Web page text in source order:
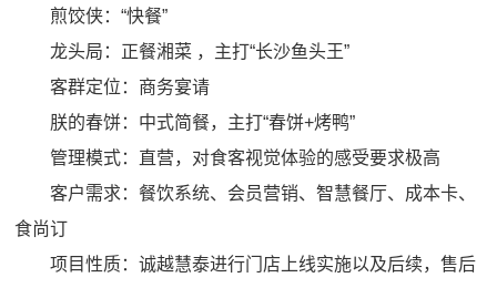
煎饺侠：“快餐”
龙头局：正餐湘菜 ，主打“长沙鱼头王”
客群定位：商务宴请
朕的春饼：中式简餐，主打“春饼+烤鸭”
管理模式：直营，对食客视觉体验的感受要求极高
客户需求：餐饮系统、会员营销、智慧餐厅、成本卡、
食尚订
项目性质：诚越慧泰进行门店上线实施以及后续，售后